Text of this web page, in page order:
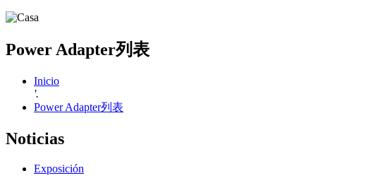
Power Adapter列表
Inicio
'.
Power Adapter列表
Noticias
Exposición